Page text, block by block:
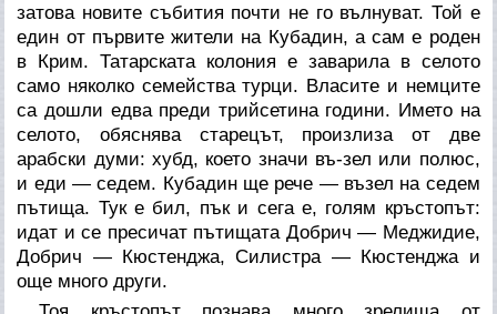
затова новите събития почти не го вълнуват. Той е
един от първите жители на Кубадин, а сам е роден
в Крим. Татарската колония е заварила в селото
само няколко семейства турци. Власите и немците
са дошли едва преди трийсетина години. Името на
селото, обяснява старецът, произлиза от две
арабски думи: хубд, което значи въ-зел или полюс,
и еди — седем. Кубадин ще рече — възел на седем
пътища. Тук е бил, пък и сега е, голям кръстопът:
идат и се пресичат пътищата Добрич — Меджидие,
Добрич — Кюстенджа, Силистра — Кюстенджа и
още много други.